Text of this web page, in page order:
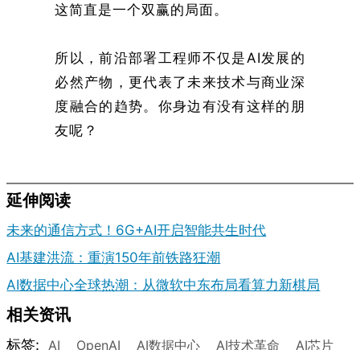
这简直是一个双赢的局面。
所以，前沿部署工程师不仅是AI发展的
必然产物，更代表了未来技术与商业深
度融合的趋势。你身边有没有这样的朋
友呢？
延伸阅读
未来的通信方式！6G+AI开启智能共生时代
AI基建洪流：重演150年前铁路狂潮
AI数据中心全球热潮：从微软中东布局看算力新棋局
相关资讯
标签: AI OpenAI AI数据中心 AI技术革命 AI芯片